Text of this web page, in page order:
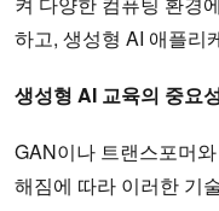
하고, 생성형 AI 애플리
생성형 AI 교육의 중요
GAN이나 트랜스포머
해짐에 따라 이러한 기